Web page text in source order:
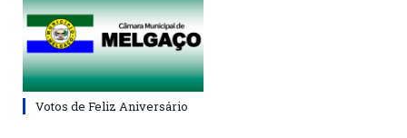
Votos de Feliz Aniversário